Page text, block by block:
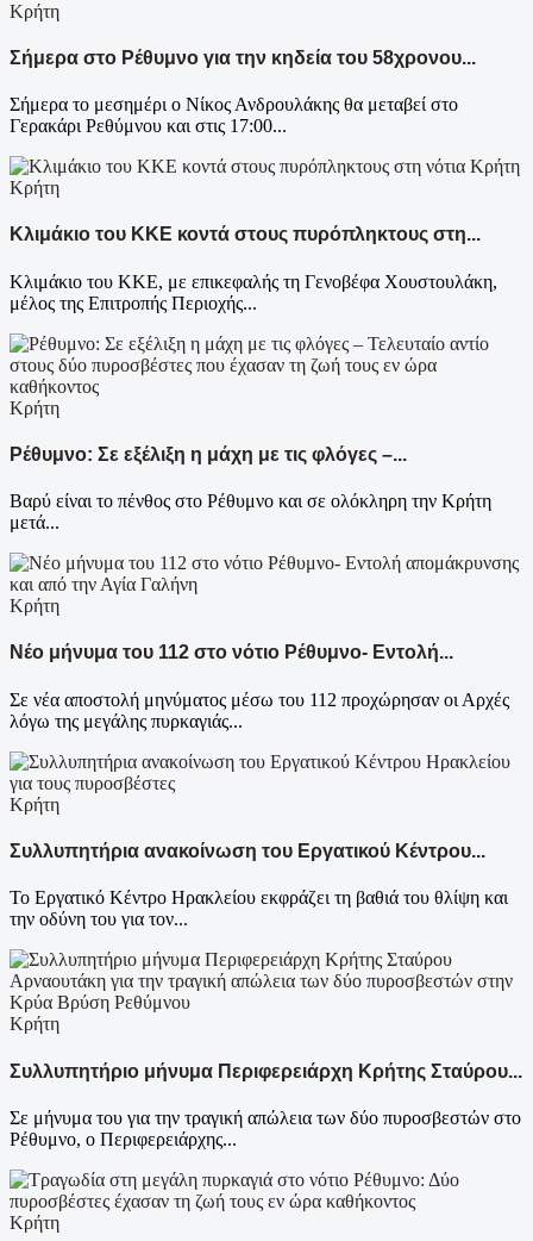
Κρήτη
Σήμερα στο Ρέθυμνο για την κηδεία του 58χρονου...
Σήμερα το μεσημέρι ο Νίκος Ανδρουλάκης θα μεταβεί στο
Γερακάρι Ρεθύμνου και στις 17:00...
Κρήτη
Κλιμάκιο του ΚΚΕ κοντά στους πυρόπληκτους στη...
Κλιμάκιο του ΚΚΕ, με επικεφαλής τη Γενοβέφα Χουστουλάκη,
μέλος της Επιτροπής Περιοχής...
Κρήτη
Ρέθυμνο: Σε εξέλιξη η μάχη με τις φλόγες –...
Βαρύ είναι το πένθος στο Ρέθυμνο και σε ολόκληρη την Κρήτη
μετά...
Κρήτη
Νέο μήνυμα του 112 στο νότιο Ρέθυμνο- Εντολή...
Σε νέα αποστολή μηνύματος μέσω του 112 προχώρησαν οι Αρχές
λόγω της μεγάλης πυρκαγιάς...
Κρήτη
Συλλυπητήρια ανακοίνωση του Εργατικού Κέντρου...
Το Εργατικό Κέντρο Ηρακλείου εκφράζει τη βαθιά του θλίψη και
την οδύνη του για τον...
Κρήτη
Συλλυπητήριο μήνυμα Περιφερειάρχη Κρήτης Σταύρου...
Σε μήνυμα του για την τραγική απώλεια των δύο πυροσβεστών στο
Ρέθυμνο, ο Περιφερειάρχης...
Κρήτη